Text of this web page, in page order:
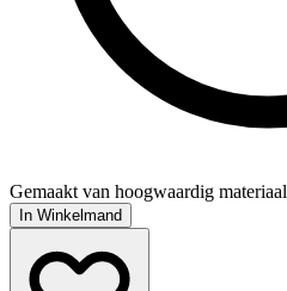
Gemaakt van hoogwaardig materiaal
In Winkelmand